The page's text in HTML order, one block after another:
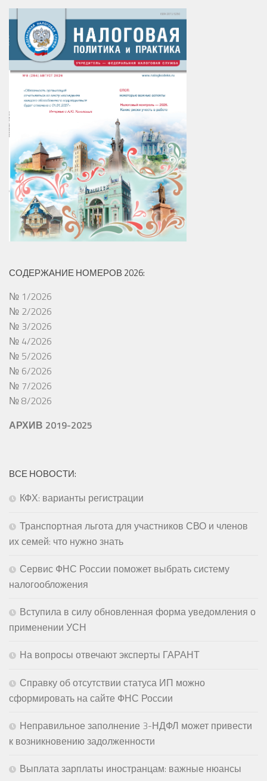
СОДЕРЖАНИЕ НОМЕРОВ 2026:
№ 1/2026
№ 2/2026
№ 3/2026
№ 4/2026
№ 5/2026
№ 6/2026
№ 7/2026
№ 8/2026
АРХИВ 2019-2025
ВСЕ НОВОСТИ:
КФХ: варианты регистрации
Транспортная льгота для участников СВО и членов
их семей: что нужно знать
Сервис ФНС России поможет выбрать систему
налогообложения
Вступила в силу обновленная форма уведомления о
применении УСН
На вопросы отвечают эксперты ГАРАНТ
Справку об отсутствии статуса ИП можно
сформировать на сайте ФНС России
Неправильное заполнение 3-НДФЛ может привести
к возникновению задолженности
Выплата зарплаты иностранцам: важные нюансы